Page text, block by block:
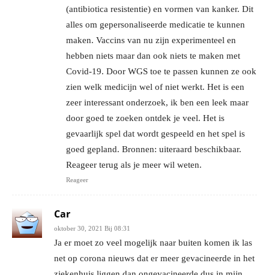
(antibiotica resistentie) en vormen van kanker. Dit
alles om gepersonaliseerde medicatie te kunnen
maken. Vaccins van nu zijn experimenteel en
hebben niets maar dan ook niets te maken met
Covid-19. Door WGS toe te passen kunnen ze ook
zien welk medicijn wel of niet werkt. Het is een
zeer interessant onderzoek, ik ben een leek maar
door goed te zoeken ontdek je veel. Het is
gevaarlijk spel dat wordt gespeeld en het spel is
goed gepland. Bronnen: uiteraard beschikbaar.
Reageer terug als je meer wil weten.
Reageer
Car
oktober 30, 2021 Bij 08:31
Ja er moet zo veel mogelijk naar buiten komen ik las
net op corona nieuws dat er meer gevacineerde in het